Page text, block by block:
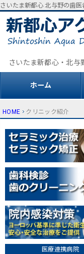
さいたま新都心 北与野の歯
さいたま新都心・北与
ホーム
HOME クリニック紹介
医療連携病院